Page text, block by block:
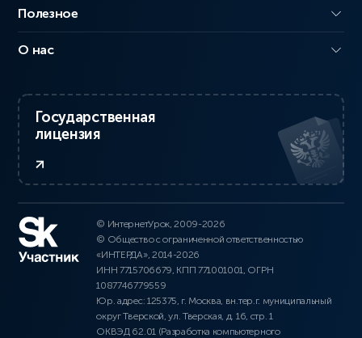
Полезное
О нас
Государственная
лицензия
© ИнтернетУрок, 2009-2026
© Общество с ограниченной ответственностью
«ИНТЕРДА», 2014-2026
ИНН 7715706679, КПП 771001001, ОГРН
1087746779559
Юр. адрес: 125375, г. Москва, вн.тер.г. муниципальный
округ Тверской, ул. Тверская, д. 16, стр. 1
ОКВЭД 62.01 (Разработка компьютерного